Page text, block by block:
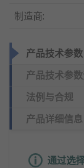
制造商:
产品技术参数
产品技术参
法例与合规
产品详细信息
通过选